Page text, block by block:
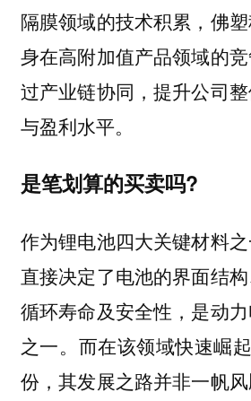
隔膜领域的技术积累，佛
身在高附加值产品领域的
过产业链协同，提升公司
与盈利水平。
是笔划算的买卖吗?
作为锂电池四大关键材料
直接决定了电池的界面结构
循环寿命及安全性，是动
之一。而在该领域快速崛
份，其发展之路并非一帆